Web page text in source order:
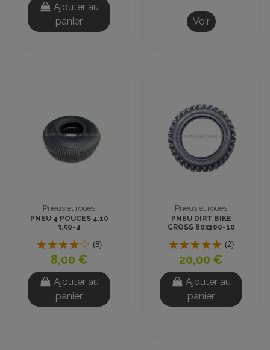
Ajouter au
panier
Voir
Pneus et roues
PNEU 4 POUCES 4.10
3.50-4
(8)
8,00 €
Ajouter au
panier
Pneus et roues
PNEU DIRT BIKE
CROSS 80x100-10
(2)
20,00 €
Ajouter au
panier